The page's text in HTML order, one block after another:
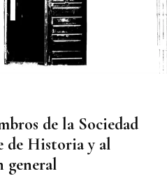
de la Sociedad
de Historia y al
general